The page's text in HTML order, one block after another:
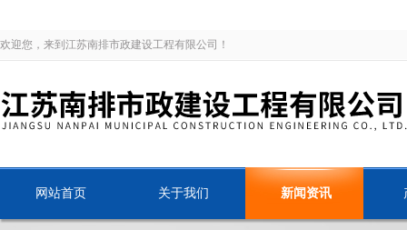
欢迎您，来到江苏南排市政建设工程有限公司！
网站首页 关于我们 新闻资讯